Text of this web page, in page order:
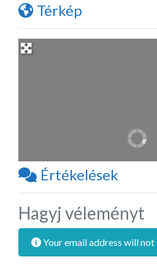
Térkép
Értékelések
Hagyj véleményt
Your email address will not